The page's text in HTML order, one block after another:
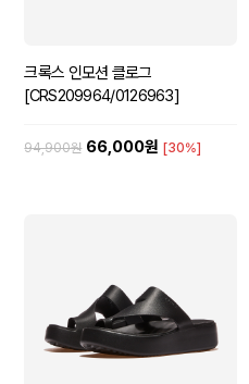
크록스 인모션 클로그
[CRS209964/0126963]
94,900원 66,000원 [30%]